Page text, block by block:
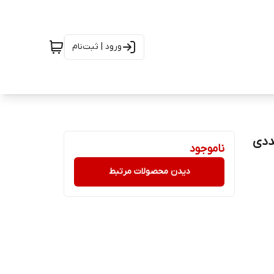
ورود | ثبت‌نام
ناموجود
دیدن محصولات مرتبط